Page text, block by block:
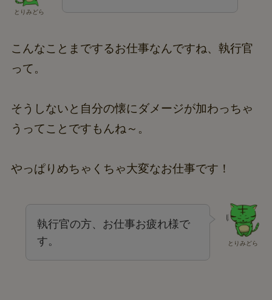
とりみどら
こんなことまでするお仕事なんですね、執行官
って。
そうしないと自分の懐にダメージが加わっちゃ
うってことですもんね～。
やっぱりめちゃくちゃ大変なお仕事です！
とりみどら
執行官の方、お仕事お疲れ様で
す。